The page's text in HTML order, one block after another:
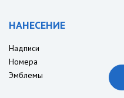
НАНЕСЕНИЕ
Надписи
Номера
Эмблемы